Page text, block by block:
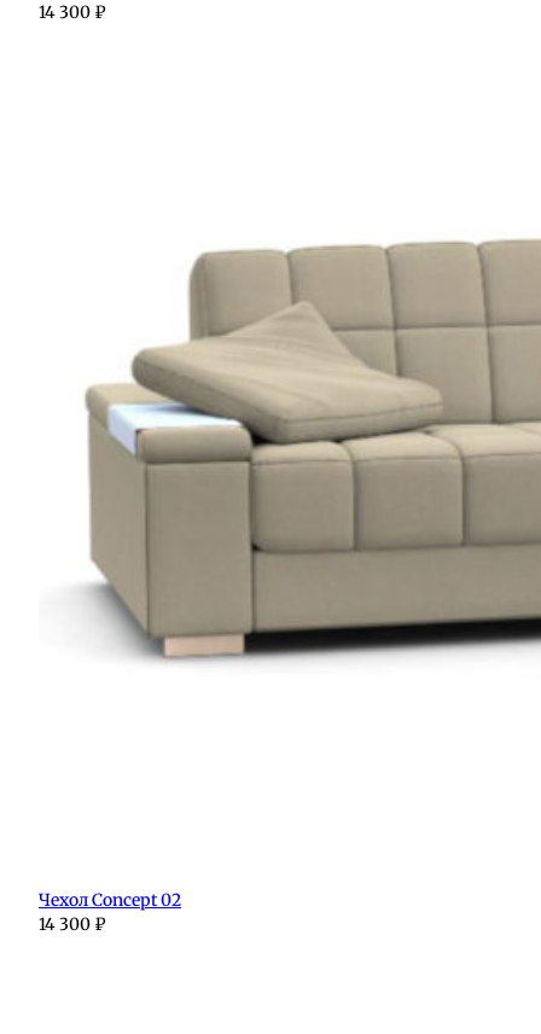
14 300 ₽
Чехол Concept 02
14 300 ₽